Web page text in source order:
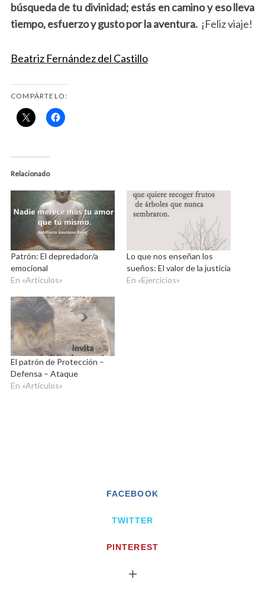
búsqueda de tu divinidad; estás en camino y eso lleva
tiempo, esfuerzo y gusto por la aventura.¡Feliz viaje!
Beatriz Fernández del Castillo
COMPÁRTELO:
Relacionado
Patrón: El depredador/a
emocional
En «Artículos»
Lo que nos enseñan los
sueños: El valor de la justicia
En «Ejercicios»
El patrón de Protección –
Defensa – Ataque
En «Artículos»
FACEBOOK
TWITTER
PINTEREST